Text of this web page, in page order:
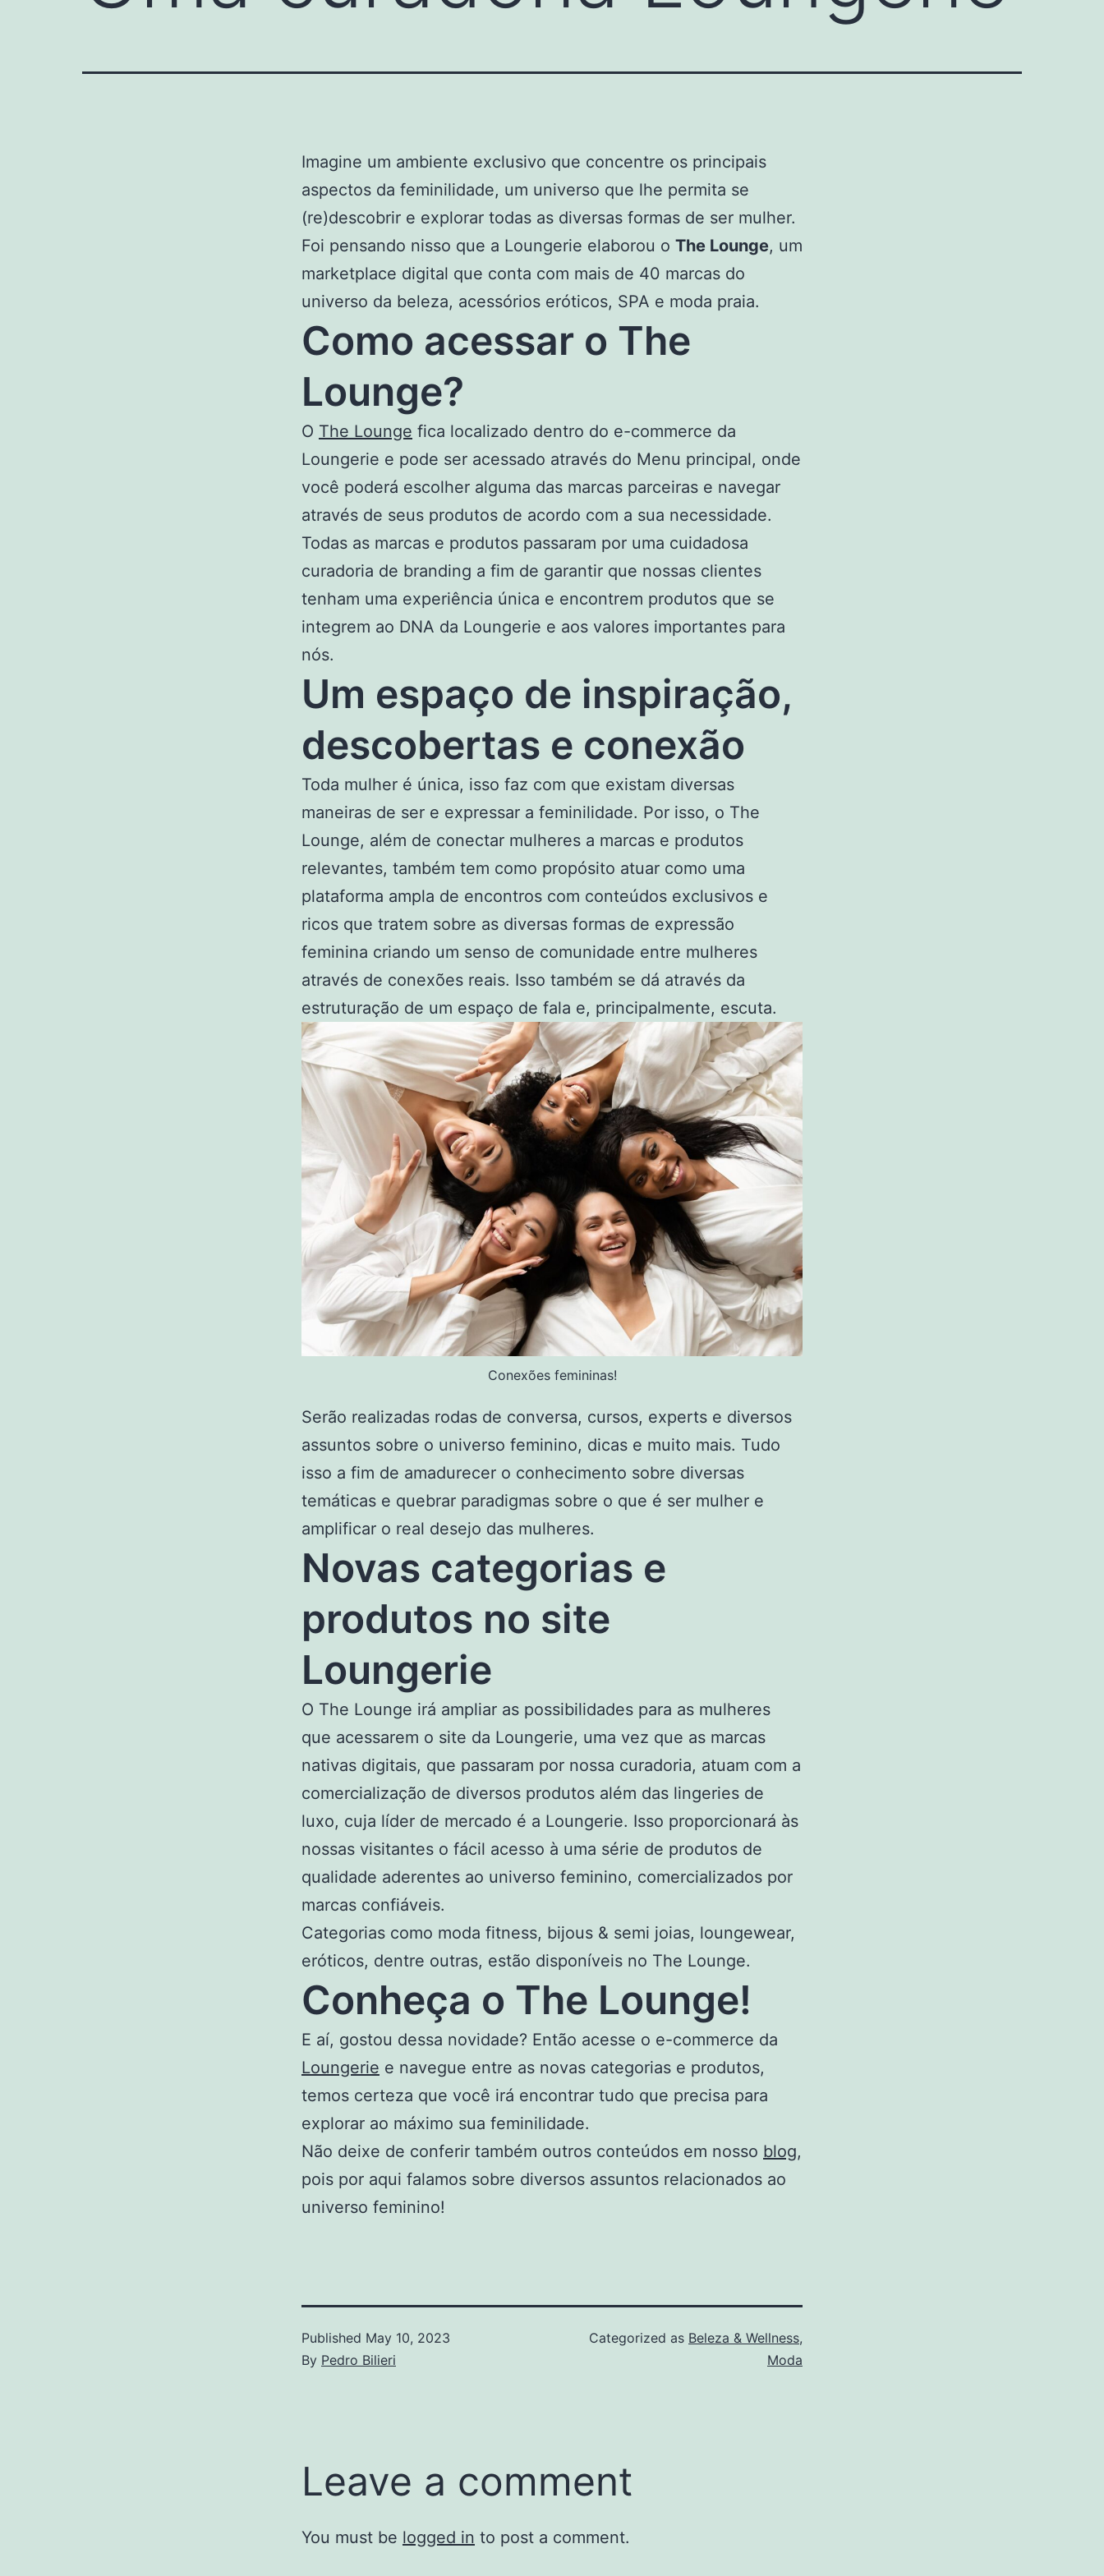
Imagine um ambiente exclusivo que concentre os principais
aspectos da feminilidade, um universo que lhe permita se
(re)descobrir e explorar todas as diversas formas de ser mulher.
Foi pensando nisso que a Loungerie elaborou o The Lounge, um
marketplace digital que conta com mais de 40 marcas do
universo da beleza, acessórios eróticos, SPA e moda praia.
Como acessar o The
Lounge?
O The Lounge fica localizado dentro do e-commerce da
Loungerie e pode ser acessado através do Menu principal, onde
você poderá escolher alguma das marcas parceiras e navegar
através de seus produtos de acordo com a sua necessidade.
Todas as marcas e produtos passaram por uma cuidadosa
curadoria de branding a fim de garantir que nossas clientes
tenham uma experiência única e encontrem produtos que se
integrem ao DNA da Loungerie e aos valores importantes para
nós.
Um espaço de inspiração,
descobertas e conexão
Toda mulher é única, isso faz com que existam diversas
maneiras de ser e expressar a feminilidade. Por isso, o The
Lounge, além de conectar mulheres a marcas e produtos
relevantes, também tem como propósito atuar como uma
plataforma ampla de encontros com conteúdos exclusivos e
ricos que tratem sobre as diversas formas de expressão
feminina criando um senso de comunidade entre mulheres
através de conexões reais. Isso também se dá através da
estruturação de um espaço de fala e, principalmente, escuta.
Conexões femininas!
Serão realizadas rodas de conversa, cursos, experts e diversos
assuntos sobre o universo feminino, dicas e muito mais. Tudo
isso a fim de amadurecer o conhecimento sobre diversas
temáticas e quebrar paradigmas sobre o que é ser mulher e
amplificar o real desejo das mulheres.
Novas categorias e
produtos no site
Loungerie
O The Lounge irá ampliar as possibilidades para as mulheres
que acessarem o site da Loungerie, uma vez que as marcas
nativas digitais, que passaram por nossa curadoria, atuam com a
comercialização de diversos produtos além das lingeries de
luxo, cuja líder de mercado é a Loungerie. Isso proporcionará às
nossas visitantes o fácil acesso à uma série de produtos de
qualidade aderentes ao universo feminino, comercializados por
marcas confiáveis.
Categorias como moda fitness, bijous & semi joias, loungewear,
eróticos, dentre outras, estão disponíveis no The Lounge.
Conheça o The Lounge!
E aí, gostou dessa novidade? Então acesse o e-commerce da
Loungerie e navegue entre as novas categorias e produtos,
temos certeza que você irá encontrar tudo que precisa para
explorar ao máximo sua feminilidade.
Não deixe de conferir também outros conteúdos em nosso blog,
pois por aqui falamos sobre diversos assuntos relacionados ao
universo feminino!
Published May 10, 2023
By Pedro Bilieri
Categorized as Beleza & Wellness,
Moda
Leave a comment
You must be logged in to post a comment.